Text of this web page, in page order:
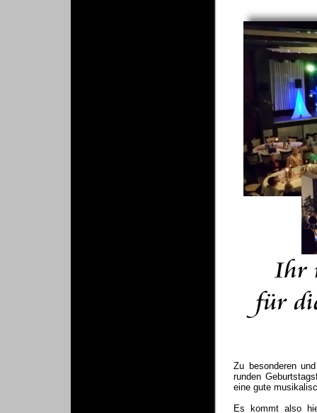
Zu besonderen
runden
eine gute
Es kommt also